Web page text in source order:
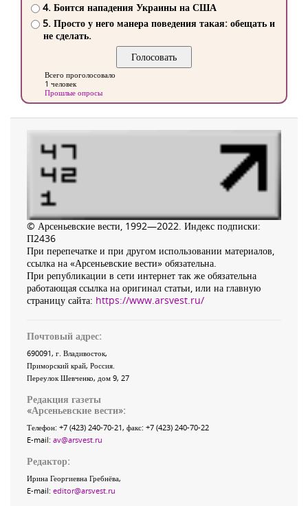
4. Боится нападения Украины на США
5. Просто у него манера поведения такая: обещать и
не сделать.
Всего проголосовало
1 человек
Прошлые опросы
© Арсеньевские вести, 1992—2022. Индекс подписки:
П2436
При перепечатке и при другом использовании материалов,
ссылка на «Арсеньевские вести» обязательна.
При републикации в сети интернет так же обязательна
работающая ссылка на оригинал статьи, или на главную
страницу сайта: https://www.arsvest.ru/
Почтовый адрес:
690091, г. Владивосток,
Приморский край, Россия
Переулок Шевченко, дом 9, 27
Редакция газеты
«Арсеньевские вести»:
Телефон: +7 (423) 240-70-21, факс: +7 (423) 240-70-22
E-mail: av@arsvest.ru
Редактор:
Ирина Георгиевна Гребнёва,
E-mail: editor@arsvest.ru